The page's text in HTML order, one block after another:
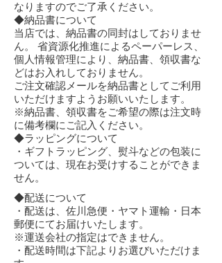
なりますのでご了承ください。
◆納品書について
当店では、納品書の同封はしておりませ
ん。 省資源化推進によるペーパーレス、
個人情報管理により、納品書、領収書な
どはお入れしておりません。
ご注文確認メールを納品書としてご利用
いただけますようお願いいたします。
※納品書、領収書をご希望の際は注文時
に備考欄にご記入ください。
◆ラッピングについて
・ギフトラッピング、熨斗などの包装に
ついては、現在お受けすることができま
せん。
◆配送について
・配送は、佐川急便・ヤマト運輸・日本
郵便にてお届けいたします。
※運送会社の指定はできません。
・配送時間は下記よりお選びいただけま